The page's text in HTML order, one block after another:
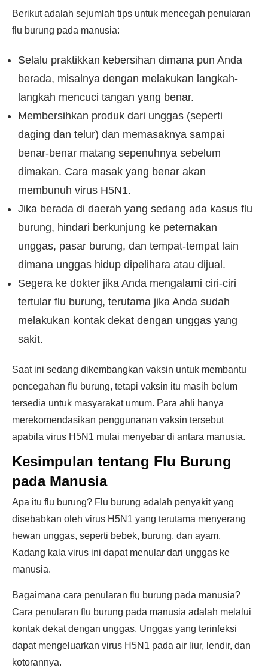
Berikut adalah sejumlah tips untuk mencegah penularan
flu burung pada manusia:
Selalu praktikkan kebersihan dimana pun Anda
berada, misalnya dengan melakukan langkah-
langkah mencuci tangan yang benar.
Membersihkan produk dari unggas (seperti
daging dan telur) dan memasaknya sampai
benar-benar matang sepenuhnya sebelum
dimakan. Cara masak yang benar akan
membunuh virus H5N1.
Jika berada di daerah yang sedang ada kasus flu
burung, hindari berkunjung ke peternakan
unggas, pasar burung, dan tempat-tempat lain
dimana unggas hidup dipelihara atau dijual.
Segera ke dokter jika Anda mengalami ciri-ciri
tertular flu burung, terutama jika Anda sudah
melakukan kontak dekat dengan unggas yang
sakit.
Saat ini sedang dikembangkan vaksin untuk membantu
pencegahan flu burung, tetapi vaksin itu masih belum
tersedia untuk masyarakat umum. Para ahli hanya
merekomendasikan penggunanan vaksin tersebut
apabila virus H5N1 mulai menyebar di antara manusia.
Kesimpulan tentang Flu Burung
pada Manusia
Apa itu flu burung? Flu burung adalah penyakit yang
disebabkan oleh virus H5N1 yang terutama menyerang
hewan unggas, seperti bebek, burung, dan ayam.
Kadang kala virus ini dapat menular dari unggas ke
manusia.
Bagaimana cara penularan flu burung pada manusia?
Cara penularan flu burung pada manusia adalah melalui
kontak dekat dengan unggas. Unggas yang terinfeksi
dapat mengeluarkan virus H5N1 pada air liur, lendir, dan
kotorannya.